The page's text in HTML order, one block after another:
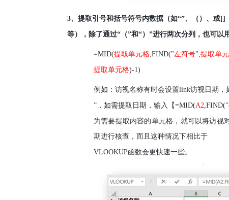
3、提取引号和括号符号内数据（如“”、（）、或[]
等），除了通过“（”和“）”进行两次分列，也可以
=MID(提取单元格,FIND("左符号",提取单
提取单元格)-1)
例如：访视名称有时会设置link访视日期，
”，如需提取日期，输入【=MID(A2,FIND("
为需要提取内容的单元格，就可以将访视
期进行核查，而且这种情况下相比于
VLOOKUP函数会更快速一些。